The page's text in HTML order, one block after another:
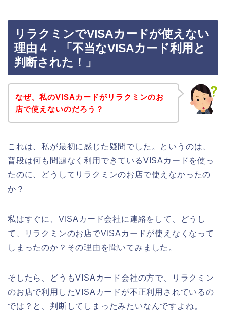
リラクミンでVISAカードが使えない
理由４．「不当なVISAカード利用と
判断された！」
なぜ、私のVISAカードがリラクミンのお
店で使えないのだろう？
これは、私が最初に感じた疑問でした。というのは、
普段は何も問題なく利用できているVISAカードを使っ
たのに、どうしてリラクミンのお店で使えなかったの
か？
私はすぐに、VISAカード会社に連絡をして、どうし
て、リラクミンのお店でVISAカードが使えなくなって
しまったのか？その理由を聞いてみました。
そしたら、どうもVISAカード会社の方で、リラクミン
のお店で利用したVISAカードが不正利用されているの
では？と、判断してしまったみたいなんですよね。